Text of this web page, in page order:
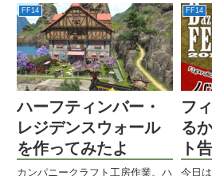
FF14
ハーフティンバー・
レジデンスウォール
を作ってみたよ
カンパニークラフト工房作業。ハ
FF14
フ
る
ト
今日